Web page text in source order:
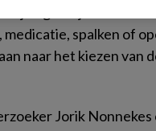
zijn. Ook is er
spalken of
naar het kiezen van
Jorik